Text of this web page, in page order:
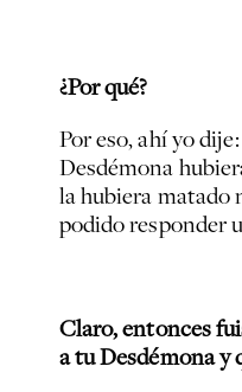
¿Por qué?
Por eso, ahí yo
Desdémona
la hubiera matado
podido responder
Claro, entonces
atuDesdémona y